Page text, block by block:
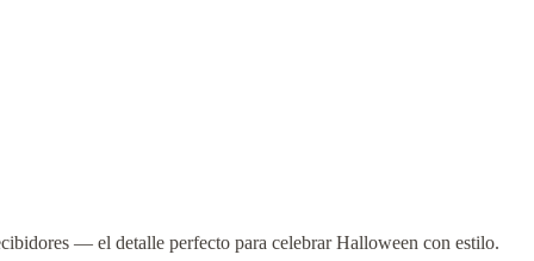
— el detalle perfecto para celebrar Halloween con estilo.